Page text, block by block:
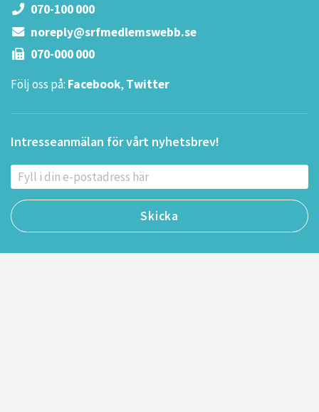
070-100 000
noreply@srfmedlemswebb.se
070-000 000
Följ oss på: Facebook, Twitter
Intresseanmälan för vårt nyhetsbrev!